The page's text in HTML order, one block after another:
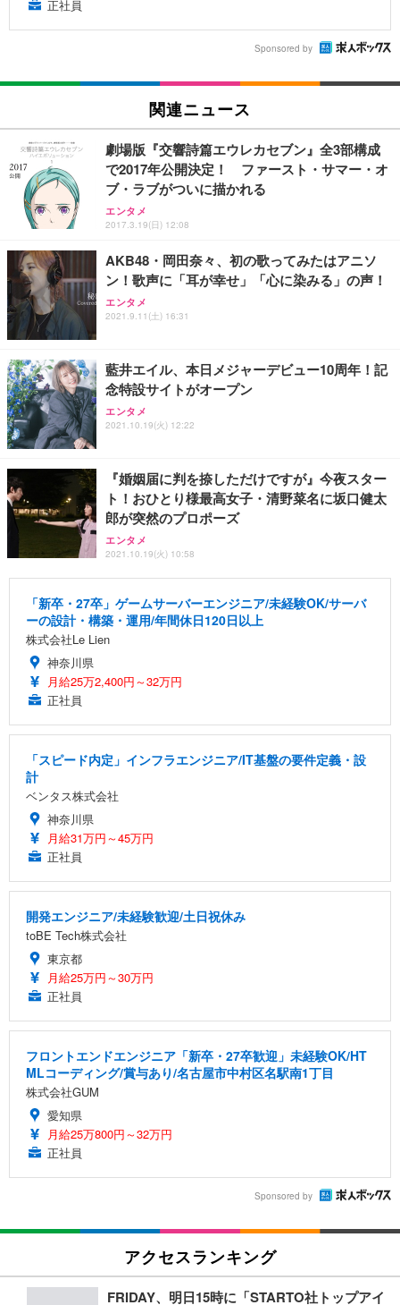
正社員
Sponsored by
関連ニュース
劇場版『交響詩篇エウレカセブン』全3部構成
で2017年公開決定！ ファースト・サマー・オ
ブ・ラブがついに描かれる
エンタメ
2017.3.19(日) 12:08
AKB48・岡田奈々、初の歌ってみたはアニソ
ン！歌声に「耳が幸せ」「心に染みる」の声！
エンタメ
2021.9.11(土) 16:31
藍井エイル、本日メジャーデビュー10周年！記
念特設サイトがオープン
エンタメ
2021.10.19(火) 12:22
『婚姻届に判を捺しただけですが』今夜スター
ト！おひとり様最高女子・清野菜名に坂口健太
郎が突然のプロポーズ
エンタメ
2021.10.19(火) 10:58
「新卒・27卒」ゲームサーバーエンジニア/未経験OK/サーバ
ーの設計・構築・運用/年間休日120日以上
株式会社Le Lien
神奈川県
月給25万2,400円～32万円
正社員
「スピード内定」インフラエンジニア/IT基盤の要件定義・設
計
ベンタス株式会社
神奈川県
月給31万円～45万円
正社員
開発エンジニア/未経験歓迎/土日祝休み
toBE Tech株式会社
東京都
月給25万円～30万円
正社員
フロントエンドエンジニア「新卒・27卒歓迎」未経験OK/HT
MLコーディング/賞与あり/名古屋市中村区名駅南1丁目
株式会社GUM
愛知県
月給25万800円～32万円
正社員
Sponsored by
アクセスランキング
FRIDAY、明日15時に「STARTO社トップアイ